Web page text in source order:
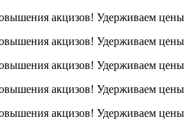
акцизов! Удерживаем цены
акцизов! Удерживаем цены
акцизов! Удерживаем цены
акцизов! Удерживаем цены
акцизов! Удерживаем цены